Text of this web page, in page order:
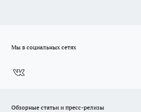
Мы в социальных сетях
Обзорные статьи и пресс-релизы